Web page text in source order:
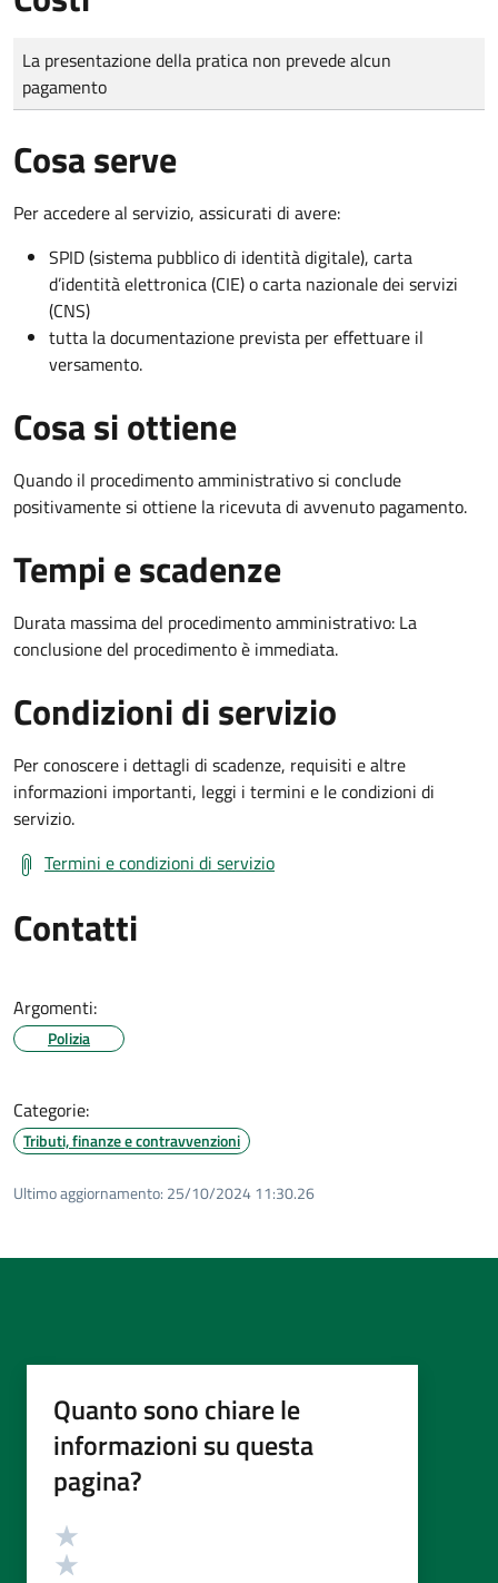
Tipo di pagamento
Importo
La presentazione della pratica non prevede alcun
pagamento
Cosa serve
Per accedere al servizio, assicurati di avere:
SPID (sistema pubblico di identità digitale), carta
d’identità elettronica (CIE) o carta nazionale dei servizi
(CNS)
tutta la documentazione prevista per effettuare il
versamento.
Cosa si ottiene
Quando il procedimento amministrativo si conclude
positivamente si ottiene la ricevuta di avvenuto pagamento.
Tempi e scadenze
Durata massima del procedimento amministrativo: La
conclusione del procedimento è immediata.
Condizioni di servizio
Per conoscere i dettagli di scadenze, requisiti e altre
informazioni importanti, leggi i termini e le condizioni di
servizio.
Termini e condizioni di servizio
Contatti
Argomenti:
Polizia
Categorie:
Tributi, finanze e contravvenzioni
Ultimo aggiornamento: 25/10/2024 11:30.26
Quanto sono chiare le
informazioni su questa
pagina?
Valutazione